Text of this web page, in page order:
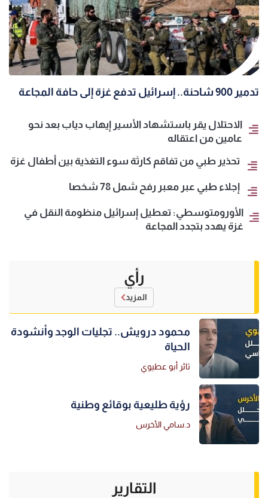
تدمير 900 شاحنة.. إسرائيل تدفع غزة إلى حافة المجاعة
الاحتلال يقر باستشهاد الأسير إيهاب دياب بعد نحو
عامين من اعتقاله
تحذير طبي من تفاقم كارثة سوء التغذية بين أطفال غزة
إجلاء طبي عبر معبر رفح شمل 78 شخصا
الأورومتوسطي: تعطيل إسرائيل منظومة النقل في
غزة يهدد بتجدد المجاعة
رأي
المزيد
محمود درويش.. تجليات الوجد وأنشودة
الحياة
ثائر أبو عطيوي
رؤية طليعية بوقائع وطنية
د.سامي الأخرس
التقارير